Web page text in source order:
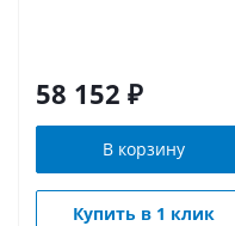
58 152 ₽
В корзину
Купить в 1 клик